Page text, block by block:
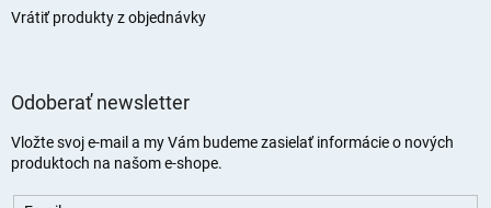
Vrátiť produkty z objednávky
Odoberať newsletter
Vložte svoj e-mail a my Vám budeme zasielať informácie o nových
produktoch na našom e-shope.